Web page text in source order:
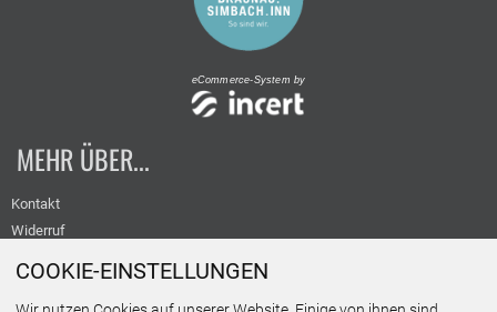
eCommerce-System by
MEHR ÜBER...
Kontakt
Widerruf
Datenschutz
COOKIE-EINSTELLUNGEN